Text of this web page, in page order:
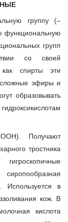
группу (–
функциональную
групп
со своей
как спирты эти
сложные эфиры и
образовывать
Получают
тростника
Используется в
кож. В
кислота